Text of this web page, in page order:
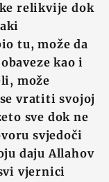
relikvije dok
tu, može da
kao i
može
vratiti svojoj
sve dok ne
svjedoči
daju Allahov
vjernici